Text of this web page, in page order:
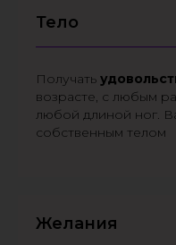
Тело
Получать
возрасте, с любым
любой длиной ног.
собственным телом
Желания